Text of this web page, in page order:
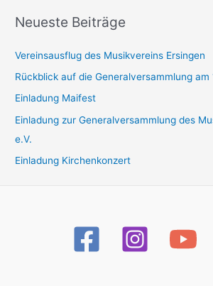
Neueste Beiträge
Vereinsausflug des Musikvereins Ersingen
Rückblick auf die Generalversammlung am
Einladung Maifest
Einladung zur Generalversammlung des
e.V.
Einladung Kirchenkonzert